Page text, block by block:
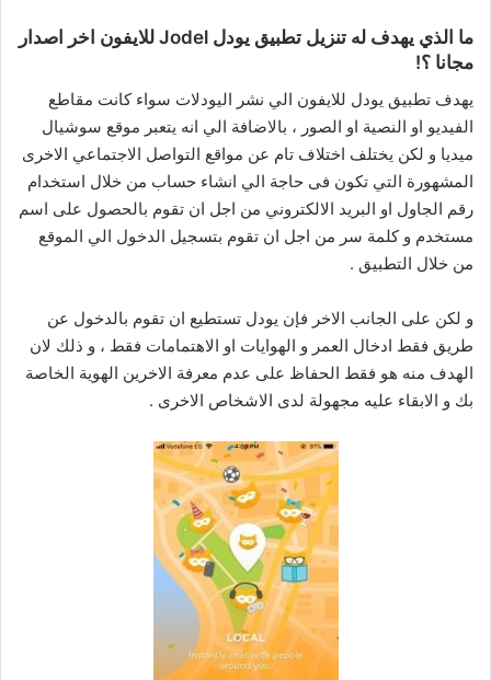
ما الذي يهدف له تنزيل تطبيق يودل Jodel للايفون اخر اصدار
مجانا ؟!
يهدف تطبيق يودل للايفون الي نشر اليودلات سواء كانت مقاطع
الفيديو او النصية او الصور ، بالاضافة الي انه يتعبر موقع سوشيال
ميديا و لكن يختلف اختلاف تام عن مواقع التواصل الاجتماعي الاخرى
المشهورة التي تكون فى حاجة الي انشاء حساب من خلال استخدام
رقم الجاول او البريد الالكتروني من اجل ان تقوم بالحصول على اسم
مستخدم و كلمة سر من اجل ان تقوم بتسجيل الدخول الي الموقع
من خلال التطبيق .
و لكن على الجانب الاخر فإن يودل تستطيع ان تقوم بالدخول عن
طريق فقط ادخال العمر و الهوايات او الاهتمامات فقط ، و ذلك لان
الهدف منه هو فقط الحفاظ على عدم معرفة الاخرين الهوية الخاصة
بك و الابقاء عليه مجهولة لدى الاشخاص الاخرى .